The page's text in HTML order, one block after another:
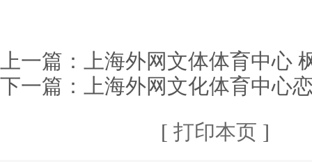
上一篇：
上海外网文体体育中心
下一篇：
上海外网文化体育中心
[ 打印本页 ]